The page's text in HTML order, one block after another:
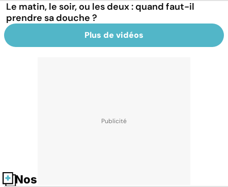
Le matin, le soir, ou les deux : quand faut-il
prendre sa douche ?
Plus de vidéos
Nos fiches santé